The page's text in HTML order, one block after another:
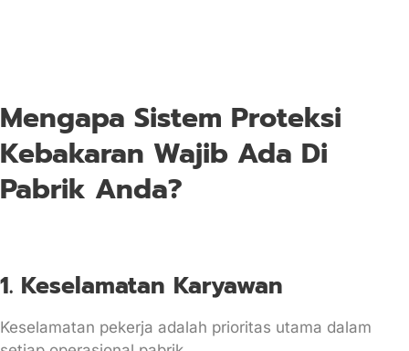
Mengapa Sistem Proteksi
Kebakaran Wajib Ada Di
Pabrik Anda?
1. Keselamatan Karyawan
Keselamatan pekerja adalah prioritas utama dalam